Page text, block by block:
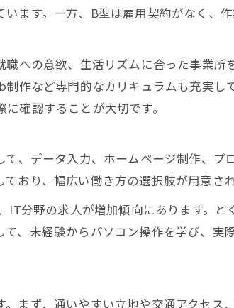
ます。一方、B型は雇用契約がなく、
への意欲、生活リズムに合った事業
作など専門的なカリキュラムも充実
確認することが大切です。
、データ入力、ホームページ制作、
おり、幅広い働き方の選択肢が用意され
分野の求人が増加傾向にあります。と
、未経験からパソコン操作を学び、実
まず、通いやすい立地や交通アクセス